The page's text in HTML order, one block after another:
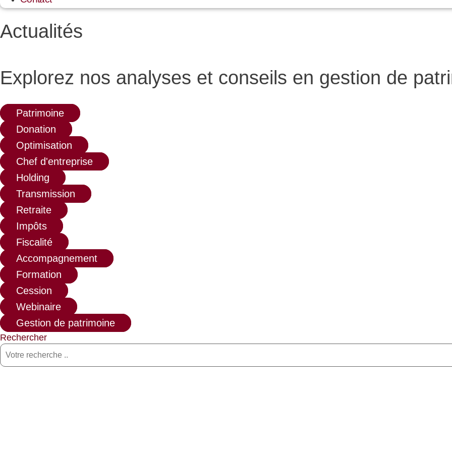
Actualités
Explorez nos analyses et conseils en gestion de
Patrimoine
Donation
Optimisation
Chef d'entreprise
Holding
Transmission
Retraite
Impôts
Fiscalité
Accompagnement
Formation
Cession
Webinaire
Gestion de patrimoine
Rechercher